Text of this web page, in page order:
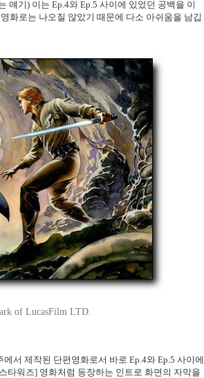
얘기) 이는 Ep.4와 Ep.5 사이에 있었던 공백을 이
화로는 나오질 않았기 때문에 다소 아쉬움을 남깁
of LucasFilm LTD.
서 제작된 단편영화로서 바로 Ep.4와 Ep.5 사이에
타워즈] 영화처럼 등장하는 인트로 화면의 자막을